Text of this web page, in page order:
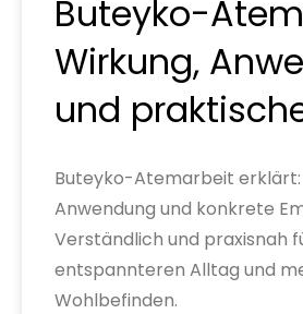
Buteyko-
Wirkung,
und
Buteyko-Atemarbeit erklärt:
Anwendung und konkrete
Verständlich und praxisnah
entspannteren Alltag und
Wohlbefinden.